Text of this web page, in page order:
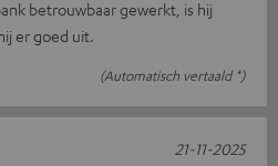
betrouwbaar gewerkt, is hij
er goed uit.
(Automatisch vertaald *)
21-11-2025